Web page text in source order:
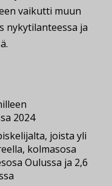
vaikutti muun
nykytilanteessa ja
2024
joista yli
kolmasosa
Oulussa ja 2,6